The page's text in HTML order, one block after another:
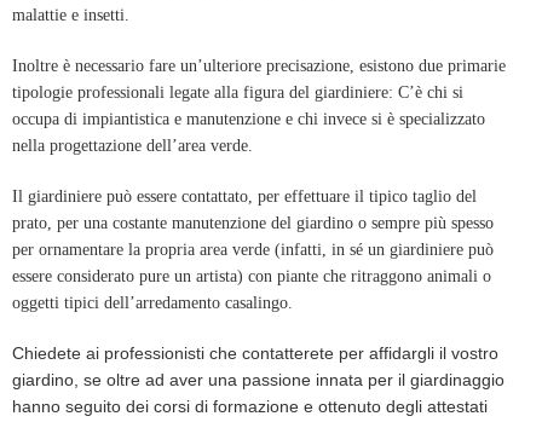
malattie e insetti.
Inoltre è necessario fare un’ulteriore precisazione, esistono due primarie
tipologie professionali legate alla figura del giardiniere: C’è chi si
occupa di impiantistica e manutenzione e chi invece si è specializzato
nella progettazione dell’area verde.
Il giardiniere può essere contattato, per effettuare il tipico taglio del
prato, per una costante manutenzione del giardino o sempre più spesso
per ornamentare la propria area verde (infatti, in sé un giardiniere può
essere considerato pure un artista) con piante che ritraggono animali o
oggetti tipici dell’arredamento casalingo.
Chiedete ai professionisti che contatterete per affidargli il vostro
giardino, se oltre ad aver una passione innata per il giardinaggio
hanno seguito dei corsi di formazione e ottenuto degli attestati